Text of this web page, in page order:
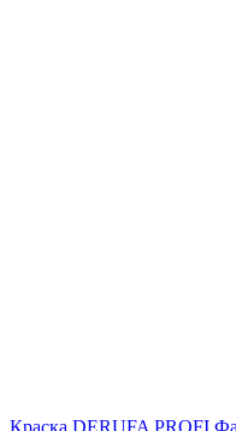
Краска DERUFA PROFI